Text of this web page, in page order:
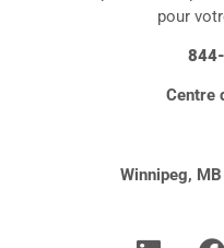
pour
Centre
Winnipeg, MB